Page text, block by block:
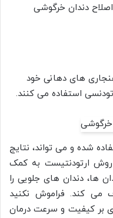
دندان خرگوشی
های دهانی خود
استفاده می کنند.
شده و می تواند، نتایج
روش ارتودنتیست به کمک
دندان های جلویی را
کند. فراموش نکنید
بر کیفیت و سرعت درمان